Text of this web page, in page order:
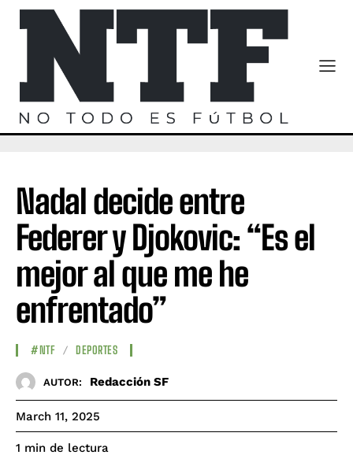
Nadal decide entre
Federer y Djokovic: “Es el
mejor al que me he
enfrentado”
#NTF DEPORTES
AUTOR: Redacción SF
March 11, 2025
1 min de lectura